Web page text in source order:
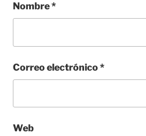
Nombre*
Correo electrónico*
Web